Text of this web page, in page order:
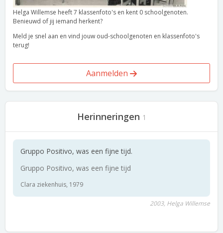
Helga Willemse heeft 7 klassenfoto's en kent 0 schoolgenoten.
Benieuwd of jij iemand herkent?
Meld je snel aan en vind jouw oud-schoolgenoten en klassenfoto's
terug!
Aanmelden
Herinneringen 1
Gruppo Positivo, was een fijne tijd.
Gruppo Positivo, was een fijne tijd
Clara ziekenhuis, 1979
2003, Helga Willemse